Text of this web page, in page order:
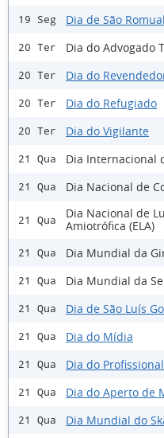
19 Seg Dia de São
20 Ter Dia do Advogado
20 Ter Dia do
20 Ter Dia do Refugiado
20 Ter Dia do Vigilante
21 Qua Dia Internacional
21 Qua Dia Nacional de
21 Qua
Dia Nacional de
Amiotrófica (ELA)
21 Qua Dia Mundial da
21 Qua Dia Mundial da
21 Qua Dia de São Luís
21 Qua Dia do Mídia
21 Qua Dia do
21 Qua Dia do Aperto de
21 Qua Dia Mundial do